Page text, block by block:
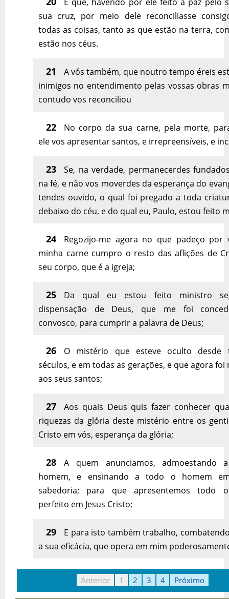
sua cruz, por meio dele reconciliasse
todas as coisas, tanto as que estão na terra,
estão nos céus.
21
A vós também, que noutro tempo éreis
inimigos no entendimento pelas vossas obras
contudo vos reconciliou
22
No corpo da sua carne, pela morte,
ele vos apresentar santos, e irrepreensíveis, e
23
Se, na verdade, permanecerdes
na fé, e não vos moverdes da esperança do
tendes ouvido, o qual foi pregado a toda
debaixo do céu, e do qual eu, Paulo, estou feito
24
Regozijo-me agora no que padeço por
minha carne cumpro o resto das aflições de
seu corpo, que é a igreja;
25
Da qual eu estou feito ministro
dispensação de Deus, que me foi
convosco, para cumprir a palavra de Deus;
26
O mistério que esteve oculto desde
séculos, e em todas as gerações, e que agora foi
aos seus santos;
27
Aos quais Deus quis fazer conhecer
riquezas da glória deste mistério entre os
Cristo em vós, esperança da glória;
28
A quem anunciamos, admoestando
homem, e ensinando a todo o homem
sabedoria; para que apresentemos todo
perfeito em Jesus Cristo;
29
E para isto também trabalho,
a sua eficácia, que opera em mim
Anterior 1 2 3 4 Próximo